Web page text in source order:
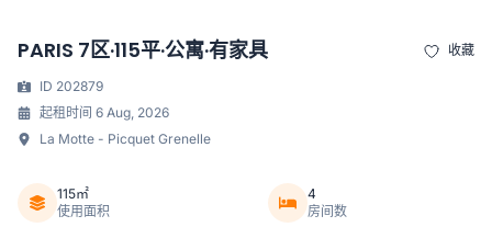
PARIS 7区·115平·公寓·有家具 收藏
ID 202879
起租时间 6 Aug, 2026
La Motte - Picquet Grenelle
115㎡
使用面积
4
房间数